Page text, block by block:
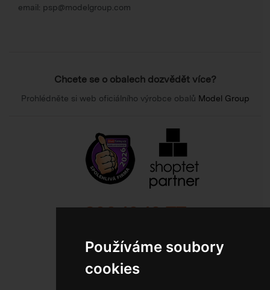
Používáme soubory
cookies
email: psp@modelgroup.com
Chcete se o obalech dozvědět více?
Prohlédněte si web oficiálního výrobce obalů Model Group
800 10 10 77